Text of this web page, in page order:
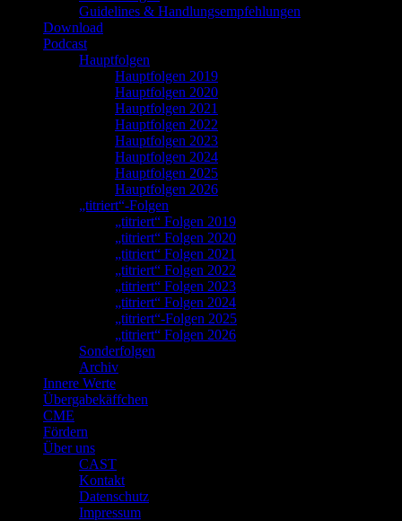
Guidelines & Handlungsempfehlungen
Download
Podcast
Hauptfolgen
Hauptfolgen 2019
Hauptfolgen 2020
Hauptfolgen 2021
Hauptfolgen 2022
Hauptfolgen 2023
Hauptfolgen 2024
Hauptfolgen 2025
Hauptfolgen 2026
„titriert“-Folgen
„titriert“ Folgen 2019
„titriert“ Folgen 2020
„titriert“ Folgen 2021
„titriert“ Folgen 2022
„titriert“ Folgen 2023
„titriert“ Folgen 2024
„titriert“-Folgen 2025
„titriert“ Folgen 2026
Sonderfolgen
Archiv
Innere Werte
Übergabekäffchen
CME
Fördern
Über uns
CAST
Kontakt
Datenschutz
Impressum